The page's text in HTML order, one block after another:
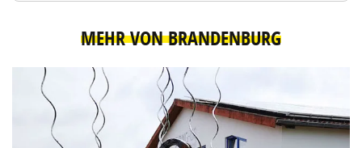
MEHR VON BRANDENBURG